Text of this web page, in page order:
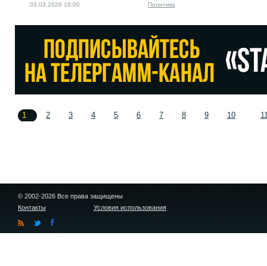
03.03.2026 16:00 Политика
1 2 3 4 5 6 7 8 9 10
© 2002-2026 Все права защищены
Контакты
Условия использования